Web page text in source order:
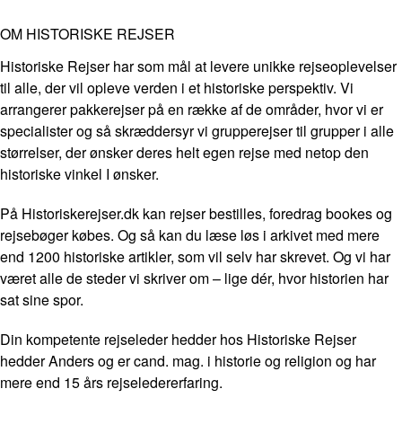
OM HISTORISKE REJSER
Historiske Rejser har som mål at levere unikke rejseoplevelser
til alle, der vil opleve verden i et historiske perspektiv. Vi
arrangerer pakkerejser på en række af de områder, hvor vi er
specialister og så skræddersyr vi grupperejser til grupper i alle
størrelser, der ønsker deres helt egen rejse med netop den
historiske vinkel I ønsker.
På Historiskerejser.dk kan rejser bestilles, foredrag bookes og
rejsebøger købes. Og så kan du læse løs i arkivet med mere
end 1200 historiske artikler, som vil selv har skrevet. Og vi har
været alle de steder vi skriver om – lige dér, hvor historien har
sat sine spor.
Din kompetente rejseleder hedder hos Historiske Rejser
hedder Anders og er cand. mag. i historie og religion og har
mere end 15 års rejseledererfaring.